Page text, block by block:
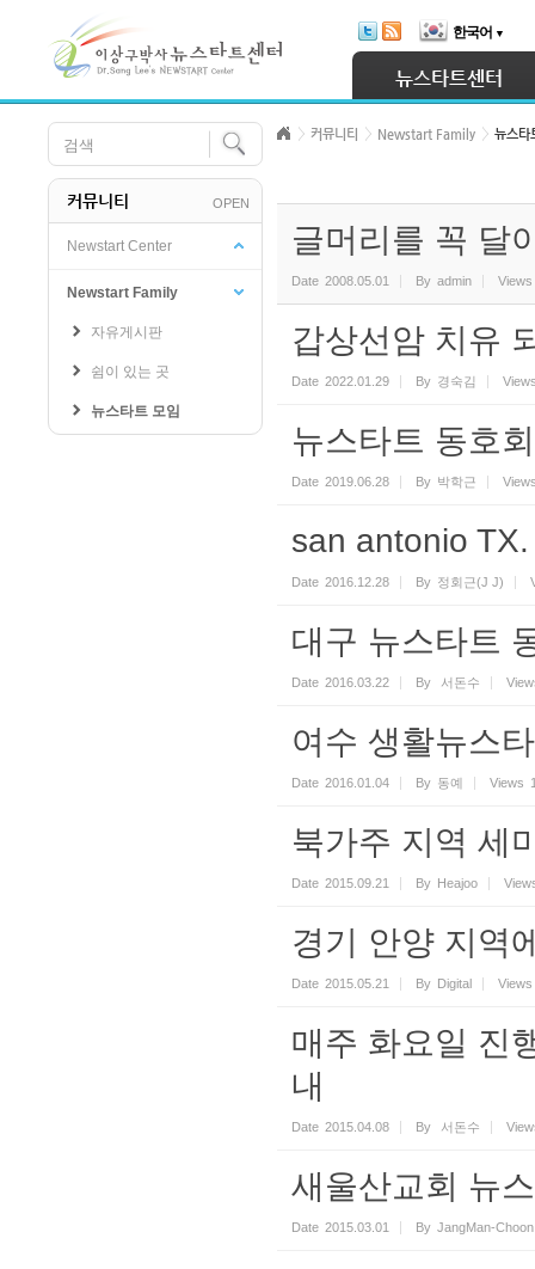
한국어 ▼
뉴스타트센터
커뮤니티 OPEN
Newstart Center
Newstart Family
자유게시판
쉼이 있는 곳
뉴스타트 모임
커뮤니티 Newstart Family 뉴스타
글머리를 꼭 달
Date 2008.05.01 By admin Views
갑상선암 치유
Date 2022.01.29 By 경숙김
뉴스타트 동호
Date 2019.06.28 By 박학근
san antonio
Date 2016.12.28 By 정회근(J J)
대구 뉴스타트
Date 2016.03.22 By 서돈수
여수 생활뉴스
Date 2016.01.04 By 동예 Views
북가주 지역 세
Date 2015.09.21 By Heajoo
경기 안양 지역
Date 2015.05.21 By Digital Views
매주 화요일 진
내
Date 2015.04.08 By 서돈수
새울산교회 뉴
Date 2015.03.01 By JangMan-Choon
Sketchbook5, 스케치북5
Sketchbook5, 스케치북5